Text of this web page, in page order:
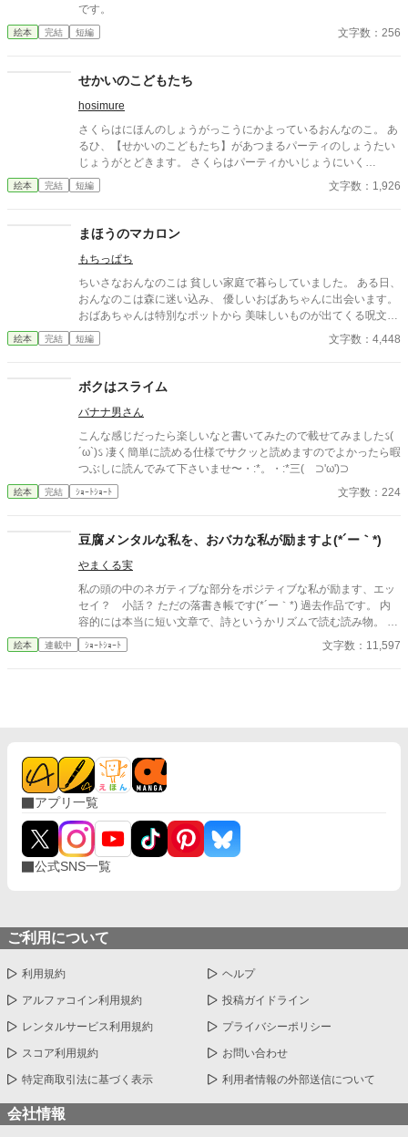
です。
絵本 完結 短編 文字数：256
せかいのこどもたち
hosimure
さくらはにほんのしょうがっこうにかよっているおんなのこ。 あ
るひ、【せかいのこどもたち】があつまるパーティのしょうたい
じょうがとどきます。 さくらはパーティかいじょうにいく
と……。 ☆使用しているイラストは「かわいいフリー素材集いら
すとや」様のをお借りしています。 無断で転載することはお止
絵本 完結 短編 文字数：1,926
まほうのマカロン
もちっぱち
ちいさなおんなのこは 貧しい家庭で暮らしていました。 ある日、
おんなのこは森に迷い込み、 優しいおばあちゃんに出会います。
おばあちゃんは特別なポットから 美味しいものが出てくる呪文を
教え、 おんなのこはわくわくしながら帰宅します。 おうちに戻
り、ポットの呪文を唱えると、 驚くべき出来事が待っていました
絵本 完結 短編 文字数：4,448
ボクはスライム
バナナ男さん
こんな感じだったら楽しいなと書いてみたので載せてみましたઽ(
´ω`)ઽ 凄く簡単に読める仕様でサクッと読めますのでよかったら暇
つぶしに読んでみて下さいませ〜・:*。・:*三( ⊃'ω')⊃
絵本 完結 ｼｮｰﾄｼｮｰﾄ 文字数：224
豆腐メンタルな私を、おバカな私が励ますよ(*´ー｀*)
やまくる実
私の頭の中のネガティブな部分をポジティブな私が励ます、エッ
セイ？ 小話？ ただの落書き帳です(*´ー｀*) 過去作品です。 内
容的には本当に短い文章で、詩というかリズムで読む読み物。 見
方によっては大人の絵本という感じです。 私と同じで創作する事
が好きな方や生きる事に不器用な方の止まり木みたいな場所にな
絵本 連載中 ｼｮｰﾄｼｮｰﾄ 文字数：11,597
アプリ一覧
公式SNS一覧
ご利用について
利用規約 ヘルプ
アルファコイン利用規約 投稿ガイドライン
レンタルサービス利用規約 プライバシーポリシー
スコア利用規約 お問い合わせ
特定商取引法に基づく表示 利用者情報の外部送信について
会社情報